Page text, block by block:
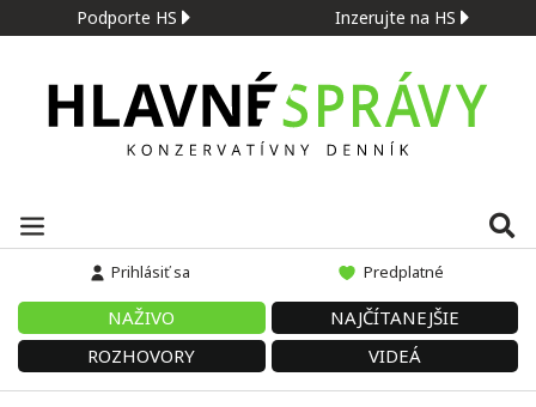
Podporte HS Inzerujte na HS
Prihlásiť sa Predplatné
NAŽIVO
NAJČÍTANEJŠIE
ROZHOVORY
VIDEÁ